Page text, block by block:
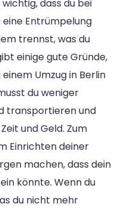
dass du bei
Entrümpelung
trennst, was du
einige gute Gründe,
Umzug in Berlin
du weniger
transportieren und
und Geld. Zum
Einrichten deiner
machen, dass dein
könnte. Wenn du
du nicht mehr